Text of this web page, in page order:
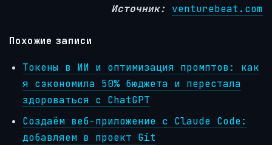
Источник: venturebeat.com
Похожие записи
Токены в ИИ и оптимизация промптов: как
я сэкономила 50% бюджета и перестала
здороваться с ChatGPT
Создаём веб-приложение с Claude Code:
добавляем в проект Git